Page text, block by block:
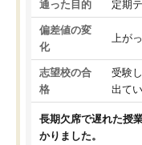
通った目的 定期
偏差値の変
化
上が
志望校の合
格
受験
出て
長期欠席で遅れた授
かりました。